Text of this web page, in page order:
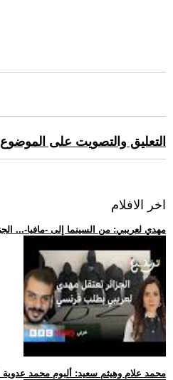
التعليق والتصويت على
اخر الافلام
.. مهدي لعريبي: من السينما إلى -مافيا-...
.. محمد علام وهيثم سعيد: ألبوم محمد عدوية